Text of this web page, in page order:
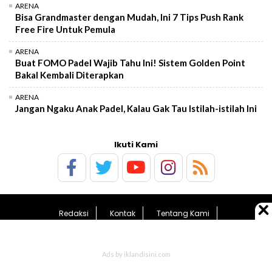
ARENA
Bisa Grandmaster dengan Mudah, Ini 7 Tips Push Rank
Free Fire Untuk Pemula
ARENA
Buat FOMO Padel Wajib Tahu Ini! Sistem Golden Point
Bakal Kembali Diterapkan
ARENA
Jangan Ngaku Anak Padel, Kalau Gak Tau Istilah-istilah Ini
Ikuti Kami
Redaksi Kontak
Tentang Kami